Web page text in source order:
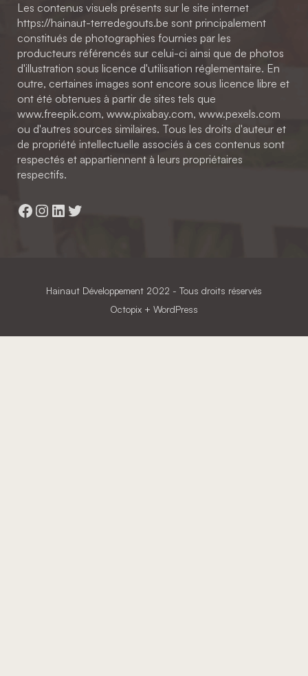
Les contenus visuels présents sur le site internet
https://hainaut-terredegouts.be sont principalement
constitués de photographies fournies par les
producteurs référencés sur celui-ci ainsi que de photos
d'illustration sous licence d'utilisation réglementaire. En
outre, certaines images sont encore sous licence libre et
ont été obtenues à partir de sites tels que
www.freepik.com, www.pixabay.com, www.pexels.com
ou d'autres sources similaires. Tous les droits d'auteur et
de propriété intellectuelle associés à ces contenus sont
respectés et appartiennent à leurs propriétaires
respectifs.
Facebook
Instagram
LinkedIn
Twitter
Hainaut Développement 2022 - Tous droits réservés
Octopix + WordPress